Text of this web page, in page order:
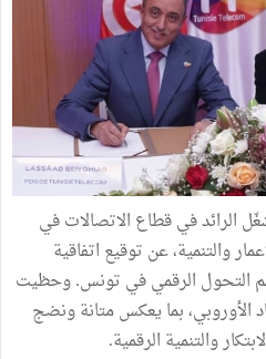
الرائد في قطاع الاتصالات في
والتنمية، عن توقيع اتفاقية
التحول الرقمي في تونس. وحظيت
الأوروبي، بما يعكس متانة ونضج
والتنمية الرقمية.